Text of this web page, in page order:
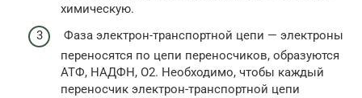
химическую.
Фаза электрон-транспортной цепи — электроны
переносятся по цепи переносчиков, образуются
АТФ, НАДФН, O2. Необходимо, чтобы каждый
переносчик электрон-транспортной цепи